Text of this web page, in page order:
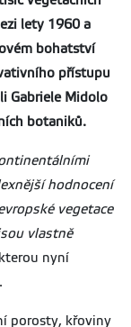
lety 1960 a
bohatství
přístupu
Gabriele Midolo
botaniků.
hodnocení
vegetace
vlastně
nyní
porosty, křoviny